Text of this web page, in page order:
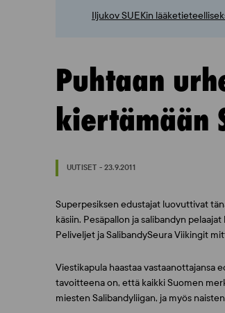
Iljukov SUEKin
Puhtaan
kiertämään
UUTISET - 23.9.2011
Superpesiksen edustajat luovuttivat
käsiin. Pesäpallon ja salibandyn
Peliveljet ja SalibandySeura Viikingit
Viestikapula haastaa vastaanottajansa
tavoitteena on, että kaikki Suomen
miesten Salibandyliigan, ja myös